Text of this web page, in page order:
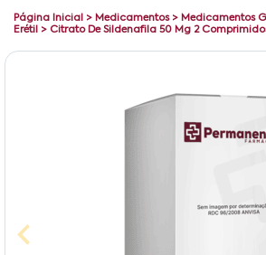
Página Inicial > Medicamentos> Medicamentos
Erétil > Citrato De Sildenafila 50 Mg 2